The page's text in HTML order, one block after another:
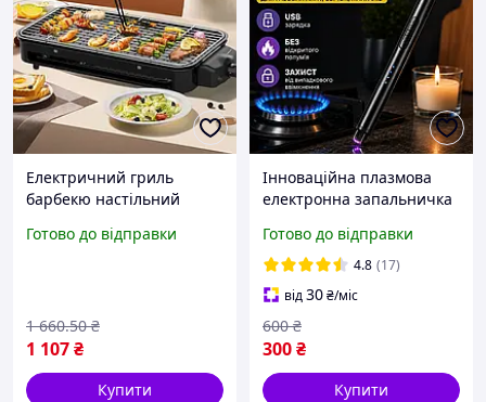
Електричний гриль
барбекю настільний
терморегулятором для
Готово до відправки
1 107₴
1 660.50 ₴
Купити
Інноваційна плазмова
електронна запальничка
плити, барбекю із USB
зарядкою (чорна)
Готово до відправки
4.8 (17)
від30₴/міс
300₴
600 ₴
Купити